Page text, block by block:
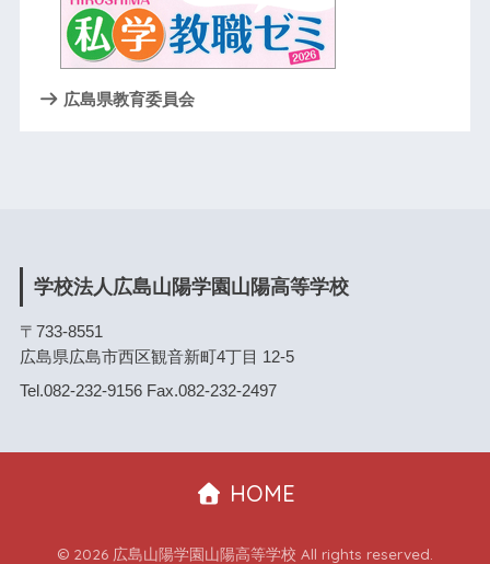
広島県教育委員会
学校法人広島山陽学園山陽高等学校
〒733-8551
広島県広島市西区観音新町4丁目 12-5
Tel.082-232-9156 Fax.082-232-2497
HOME
© 2026 広島山陽学園山陽高等学校 All rights reserved.